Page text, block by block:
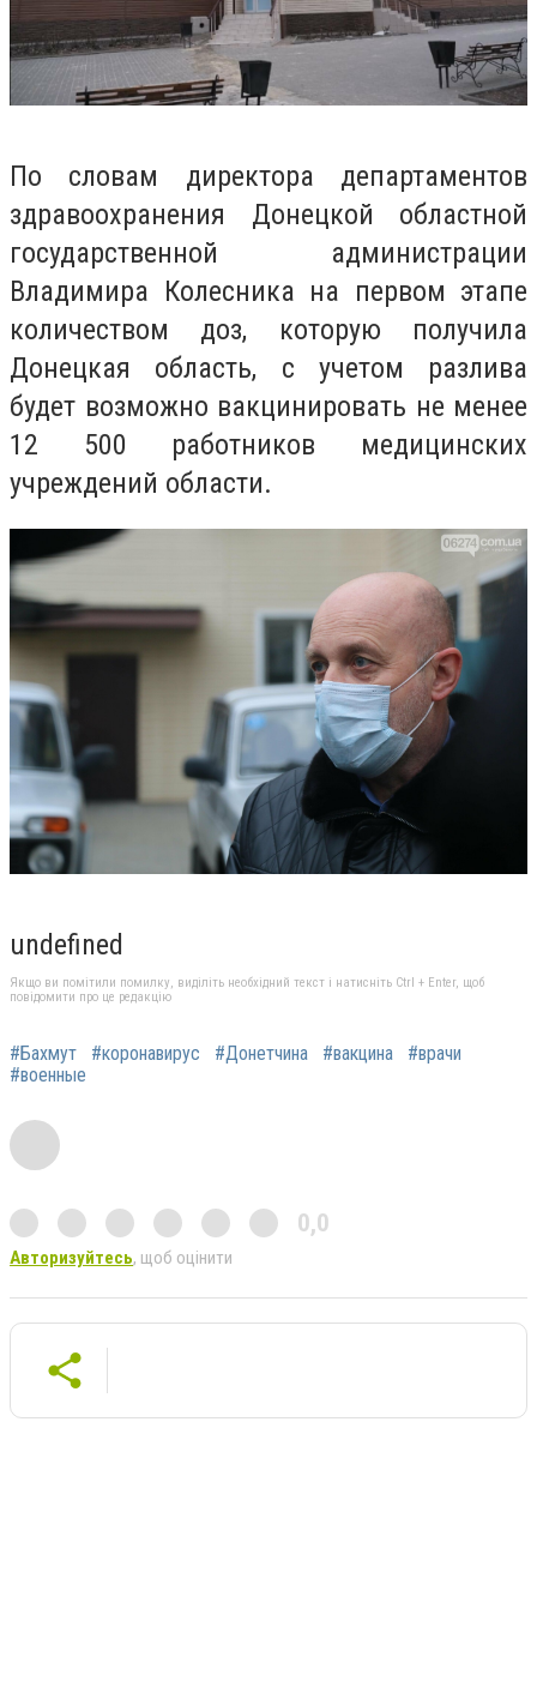
По словам директора департаментов
здравоохранения Донецкой областной
государственной администрации
Владимира Колесника на первом этапе
количеством доз, которую получила
Донецкая область, с учетом разлива
будет возможно вакцинировать не менее
12 500 работников медицинских
учреждений области.
undefined
Якщо ви помітили помилку, виділіть необхідний текст і натисніть Ctrl + Enter, щоб
повідомити про це редакцію
#Бахмут #коронавирус #Донетчина #вакцина
#врачи
#военные
0,0
Авторизуйтесь, щоб оцінити